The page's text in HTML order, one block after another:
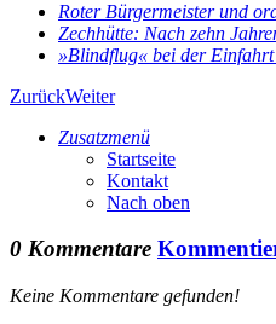
Roter Bürgermeister und
Zechhütte: Nach zehn
»Blindflug« bei der
ZurückWeiter
Zusatzmenü
Startseite
Kontakt
Nach oben
0 Kommentare
Keine Kommentare gefunden!